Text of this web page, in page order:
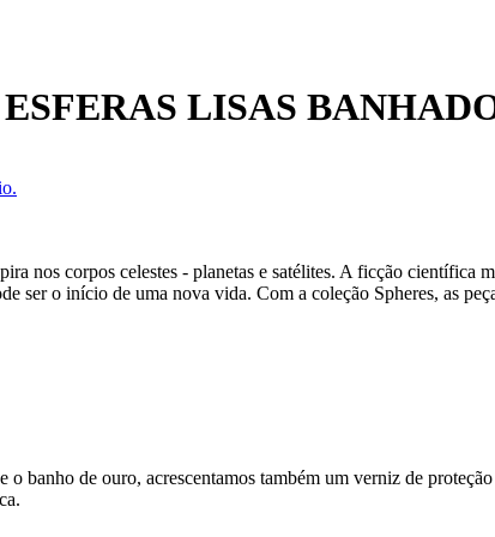
LISAS
nos corpos celestes - planetas e satélites. A ficção
ser o início de uma nova vida. Com a coleção Spheres, as
banho de ouro, acrescentamos também um verniz de